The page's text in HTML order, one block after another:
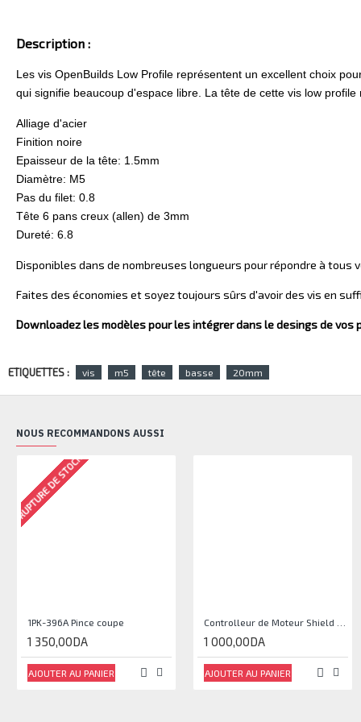
Description :
Les vis OpenBuilds Low Profile représentent un excellent choix
qui signifie beaucoup d'espace libre. La tête de cette vis low
Alliage d'acier
Finition noire
Epaisseur de la tête: 1.5mm
Diamètre: M5
Pas du filet: 0.8
Tête 6 pans creux (allen) de 3mm
Dureté: 6.8
Disponibles dans de nombreuses longueurs pour répondre à tous
Faites des économies et soyez toujours sûrs d'avoir des vis en
Downloadez les modèles pour les intégrer dans le desings de vos
ETIQUETTES : vis m5 tête basse 20mm
NOUS RECOMMANDONS AUSSI
RUPTURE DE STOCK
1PK-396A Pince coupe
1 350,00DA
AJOUTER AU PANIER
1 000,00DA
AJOUTER AU PANIER